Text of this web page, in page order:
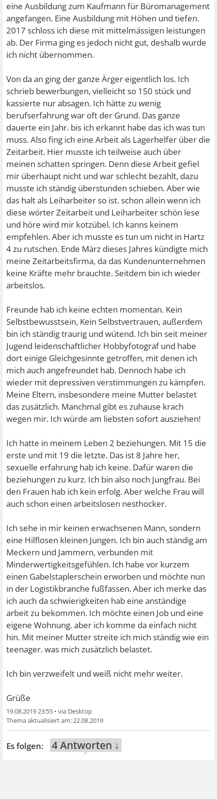
eine Ausbildung zum Kaufmann für Büromanagement
angefangen. Eine Ausbildung mit Höhen und tiefen.
2017 schloss ich diese mit mittelmässigen leistungen
ab. Der Firma ging es jedoch nicht gut, deshalb wurde
ich nicht übernommen.
Von da an ging der ganze Ärger eigentlich los. Ich
schrieb bewerbungen, vielleicht so 150 stück und
kassierte nur absagen. Ich hätte zu wenig
berufserfahrung war oft der Grund. Das ganze
dauerte ein Jahr. bis ich erkannt habe das ich was tun
muss. Also fing ich eine Arbeit als Lagerhelfer über die
Zeitarbeit. Hier musste ich teilweise auch über
meinen schatten springen. Denn diese Arbeit gefiel
mir überhaupt nicht und war schlecht bezahlt, dazu
musste ich ständig überstunden schieben. Aber wie
das halt als Leiharbeiter so ist. schon allein wenn ich
diese wörter Zeitarbeit und Leiharbeiter schön lese
und höre wird mir kotzübel. Ich kanns keinem
empfehlen. Aber ich musste es tun um nicht in Hartz
4 zu rutschen. Ende März dieses Jahres kündigte mich
meine Zeitarbeitsfirma, da das Kundenunternehmen
keine Kräfte mehr brauchte. Seitdem bin ich wieder
arbeitslos.
Freunde hab ich keine echten momentan. Kein
Selbstbewusstsein, Kein Selbstvertrauen, außerdem
bin ich ständig traurig und wütend. Ich bin seit meiner
Jugend leidenschaftlicher Hobbyfotograf und habe
dort einige Gleichgesinnte getroffen, mit denen ich
mich auch angefreundet hab. Dennoch habe ich
wieder mit depressiven verstimmungen zu kämpfen.
Meine Eltern, insbesondere meine Mutter belastet
das zusätzlich. Manchmal gibt es zuhause krach
wegen mir. Ich würde am liebsten sofort ausziehen!
Ich hatte in meinem Leben 2 beziehungen. Mit 15 die
erste und mit 19 die letzte. Das ist 8 Jahre her,
sexuelle erfahrung hab ich keine. Dafür waren die
beziehungen zu kurz. Ich bin also noch Jungfrau. Bei
den Frauen hab ich kein erfolg. Aber welche Frau will
auch schon einen arbeitslosen nesthocker.
Ich sehe in mir keinen erwachsenen Mann, sondern
eine Hilflosen kleinen Jungen. Ich bin auch ständig am
Meckern und Jammern, verbunden mit
Minderwertigkeitsgefühlen. Ich habe vor kurzem
einen Gabelstaplerschein erworben und möchte nun
in der Logistikbranche fußfassen. Aber ich merke das
ich auch da schwierigkeiten hab eine anständige
arbeit zu bekommen. Ich möchte einen Job und eine
eigene Wohnung. aber ich komme da einfach nicht
hin. Mit meiner Mutter streite ich mich ständig wie ein
teenager. was mich zusätzlich belastet.
Ich bin verzweifelt und weiß nicht mehr weiter.
Grüße
19.08.2019 23:55 •
22.08.2019
4 Antworten ↓